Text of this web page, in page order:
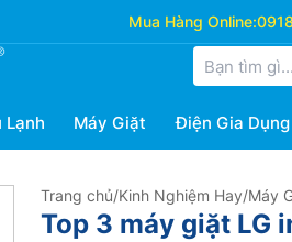
Mua Hàng Online:
Lạnh Máy Giặt Điện Gia Dụng
Trang chủ/Kinh Nghiệm Hay/Máy
Top 3 máy giặt LG